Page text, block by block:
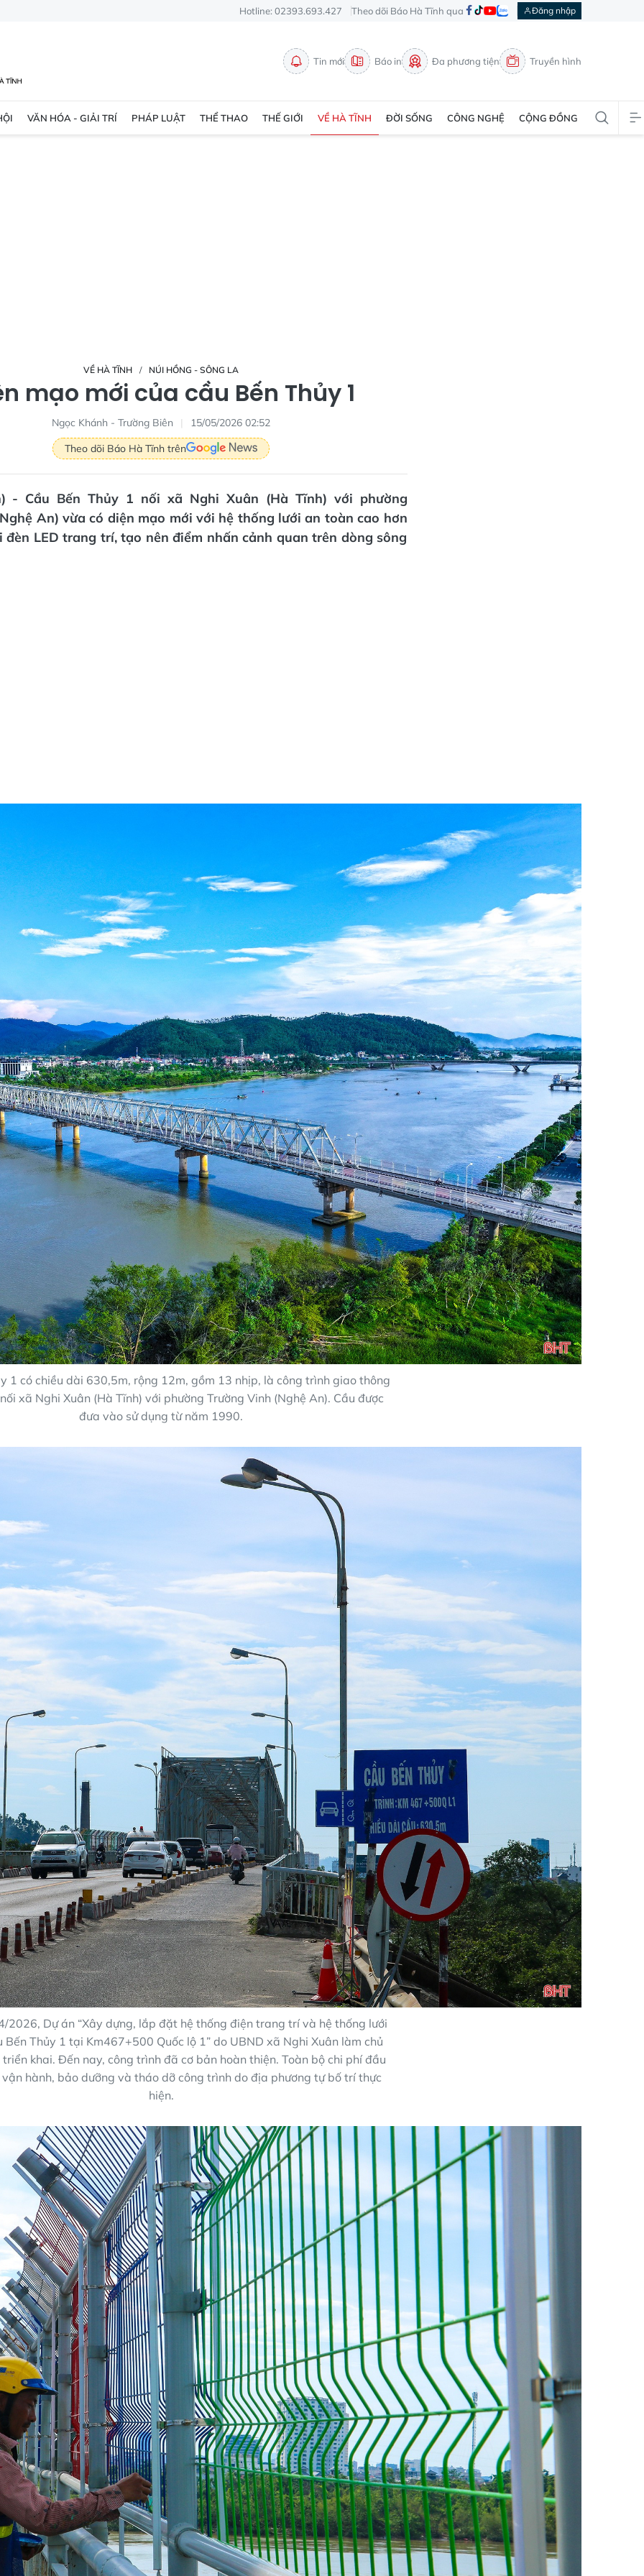
Hotline: 02393.693.427 Theo dõi Báo Hà Tĩnh qua Đăng nhập
Tin mới Báo in Đa phương tiện Truyền hình
VĂN HÓA - GIẢI TRÍ PHÁP LUẬT THỂ THAO THẾ GIỚI VỀ HÀ TĨNH ĐỜI SỐNG CÔNG NGHỆ CỘNG ĐỒNG
VỀ HÀ TĨNH NÚI HỒNG - SÔNG LA
mạo mới của cầu Bến Thủy 1
Ngọc Khánh - Trường Biên
15/05/2026 02:52
Theo dõi Báo Hà Tĩnh trên
- Cầu Bến Thủy 1 nối xã Nghi Xuân (Hà Tĩnh) với phường
An) vừa có diện mạo mới với hệ thống lưới an toàn cao hơn
đèn LED trang trí, tạo nên điểm nhấn cảnh quan trên dòng sông
1 có chiều dài 630,5m, rộng 12m, gồm 13 nhịp, là công trình giao thông
xã Nghi Xuân (Hà Tĩnh) với phường Trường Vinh (Nghệ An). Cầu được
đưa vào sử dụng từ năm 1990.
2026, Dự án “Xây dựng, lắp đặt hệ thống điện trang trí và hệ thống lưới
Bến Thủy 1 tại Km467+500 Quốc lộ 1” do UBND xã Nghi Xuân làm chủ
khai. Đến nay, công trình đã cơ bản hoàn thiện. Toàn bộ chi phí đầu
hành, bảo dưỡng và tháo dỡ công trình do địa phương tự bố trí thực
hiện.